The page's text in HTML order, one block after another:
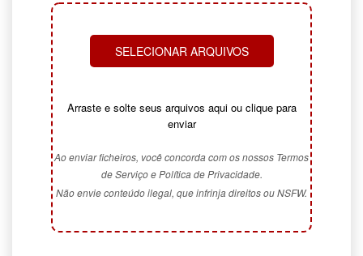
SELECIONAR ARQUIVOS
Arraste e solte seus arquivos aqui ou clique para
enviar
Ao enviar ficheiros, você concorda com os nossos Termos
de Serviço e Política de Privacidade.
Não envie conteúdo ilegal, que infrinja direitos ou NSFW.